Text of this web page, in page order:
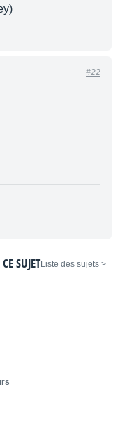
#22
< Liste des sujets
SUJET